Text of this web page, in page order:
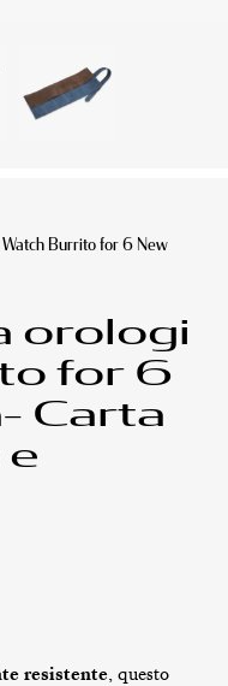
Burrito for 6 New
orologi
for 6
Carta
e
resistente, questo